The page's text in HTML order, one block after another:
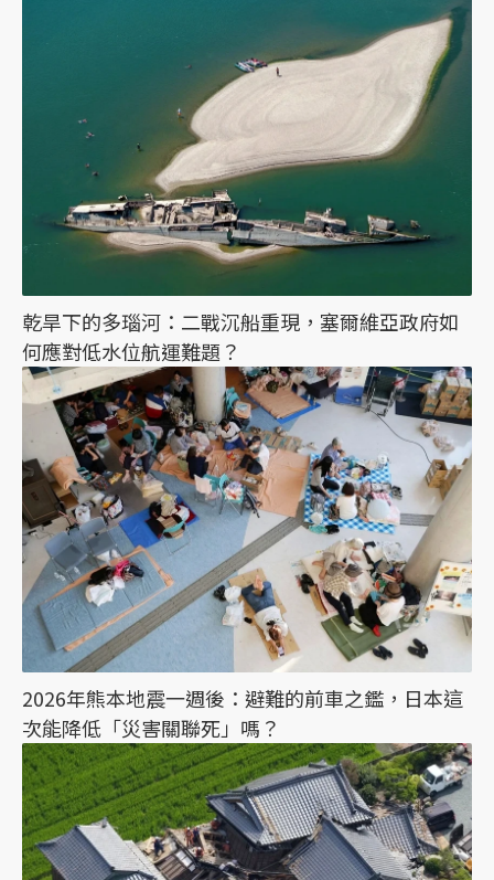
乾旱下的多瑙河：二戰沉船重現，塞爾維亞政府如
何應對低水位航運難題？
2026年熊本地震一週後：避難的前車之鑑，日本這
次能降低「災害關聯死」嗎？